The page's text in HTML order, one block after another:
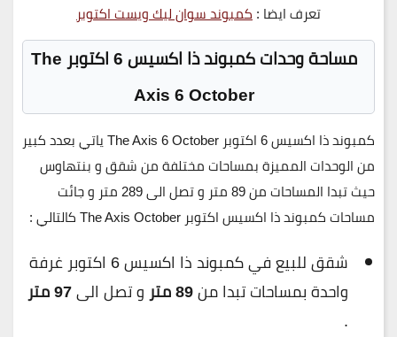
تعرف ايضا :كمبوند سوان ليك ويست اكتوبر
مساحة وحدات كمبوند ذا اكسيس 6 اكتوبر The
Axis 6 October
كمبوند ذا اكسيس 6 اكتوبر The Axis 6 October ياتي بعدد كبير
من الوحدات المميزة بمساحات مختلفة من شقق و بنتهاوس
حيث تبدا المساحات من89 متر و تصل الى289 متر
و جائت
مساحات كمبوند ذا اكسيس اكتوبر The Axis October كالتالي :
شقق للبيع في كمبوند ذا اكسيس 6 اكتوبر غرفة
واحدة بمساحات تبدا من89 متر و تصل الى97 متر
.